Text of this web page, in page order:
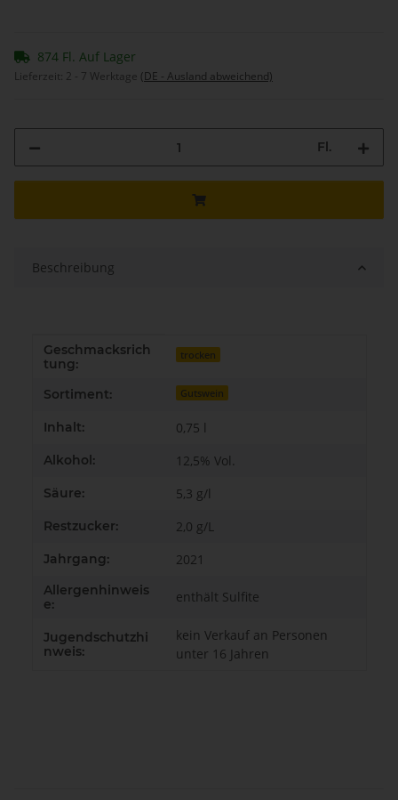
874 Fl. Auf Lager
Lieferzeit: 2 - 7 Werktage (DE - Ausland abweichend)
Fl.
Beschreibung
Produkteigenschaft
Wert
Geschmacksrich
tung:
trocken
Sortiment: Gutswein
Inhalt: 0,75 l
Alkohol: 12,5% Vol.
Säure: 5,3 g/l
Restzucker: 2,0 g/L
Jahrgang: 2021
Allergenhinweis
e:
enthält Sulfite
Jugendschutzhi
nweis:
kein Verkauf an Personen
unter 16 Jahren